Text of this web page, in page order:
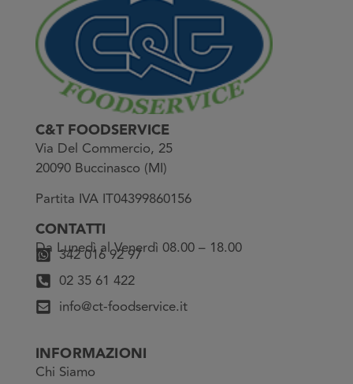
C&T FOODSERVICE
Via Del Commercio, 25
20090 Buccinasco (MI)
Partita IVA IT04399860156
CONTATTI
Da Lunedì al Venerdì 08.00 – 18.00
342 016 92 97
02 35 61 422
info@ct-foodservice.it
INFORMAZIONI
Chi Siamo